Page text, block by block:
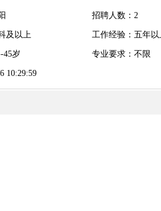
招聘人数：2
及以上 工作经验：五年以
45岁 专业要求：不限
10:29:59